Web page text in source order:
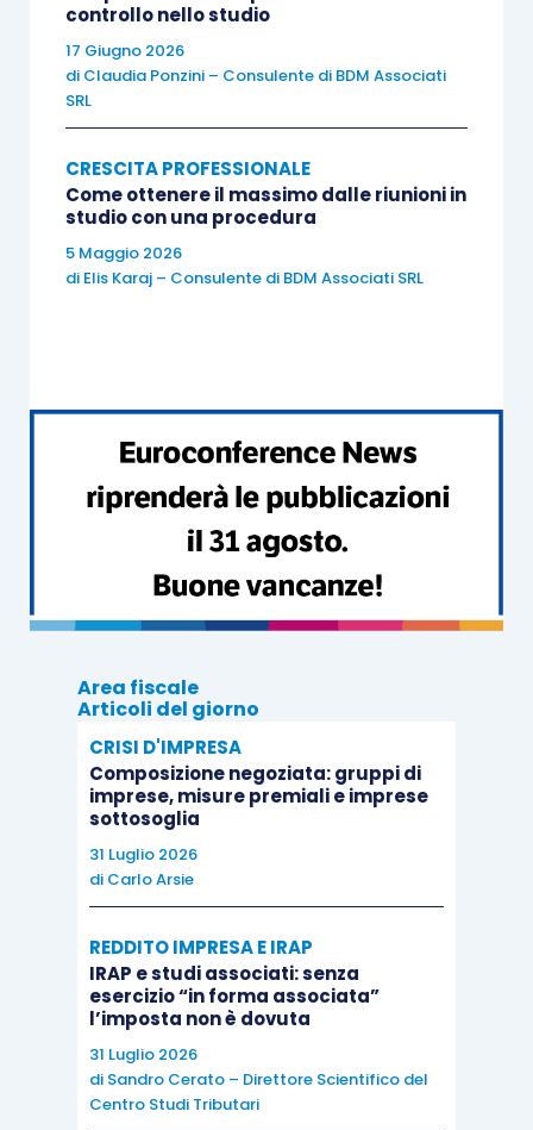
quelle competenze trasversali che possono
aggiungere valore alla vita personale e
professionale. Multinazionali di rilievo, come ad
sviluppo del personale che riconoscono e
valorizzano il ruolo dellesoft skills
controllo nello studio
17 Giugno 2026
di Claudia Ponzini – Consulente di BDM Associati
SRL
CRESCITA PROFESSIONALE
Come ottenere il massimo dalle riunioni in
studio con una procedura
5 Maggio 2026
di Elis Karaj – Consulente di BDM Associati SRL
Area fiscale
Articoli del giorno
CRISI D'IMPRESA
Composizione negoziata: gruppi di
imprese, misure premiali e imprese
sottosoglia
31 Luglio 2026
di Carlo Arsie
REDDITO IMPRESA E IRAP
IRAP e studi associati: senza
esercizio “in forma associata”
l’imposta non è dovuta
31 Luglio 2026
di Sandro Cerato – Direttore Scientifico del
Centro Studi Tributari